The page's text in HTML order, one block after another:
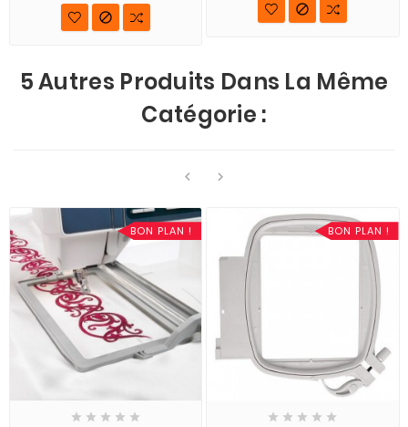


5 Autres Produits Dans La Même
Catégorie :
 
BON PLAN !
    
BON PLAN !
    